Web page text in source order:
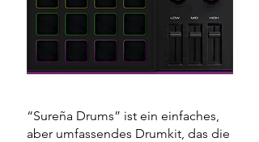
“Sureña Drums” ist ein einfaches,
aber umfassendes Drumkit, das die